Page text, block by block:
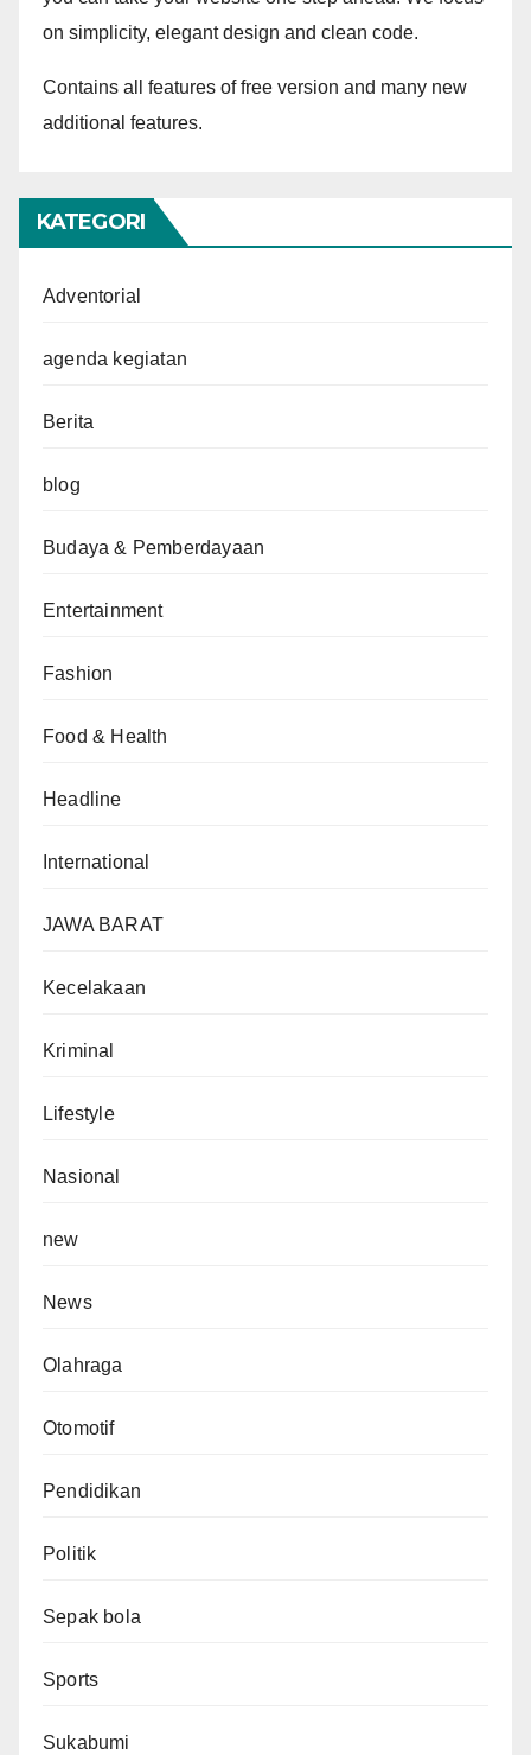
on simplicity, elegant design and clean code.
Contains all features of free version and many new
additional features.
KATEGORI
Adventorial
agenda kegiatan
Berita
blog
Budaya & Pemberdayaan
Entertainment
Fashion
Food & Health
Headline
International
JAWA BARAT
Kecelakaan
Kriminal
Lifestyle
Nasional
new
News
Olahraga
Otomotif
Pendidikan
Politik
Sepak bola
Sports
Sukabumi